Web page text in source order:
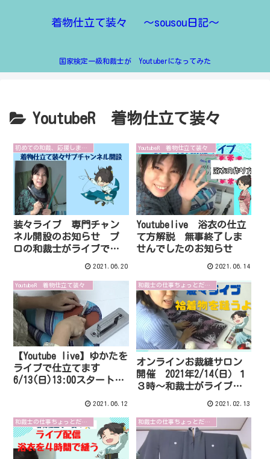
着物仕立て装々 ～sousou日記～
国家検定一級和裁士が Youtuberになってみた
YoutubeR 着物仕立て装々
初めての和裁、応援します ～仕立て方解説～
装々ライブ 専門チャン
ネル開設のお知らせ プ
ロの和裁士がライブで縫
2021.06.20
YoutubeR 着物仕立て装々
Youtubelive 浴衣の仕立
て方解説 無事終了しま
せんでしたのお知らせ
2021.06.14
YoutubeR 着物仕立て装々
【Youtube live】ゆかたを
ライブで仕立てます
6/13(日)13:00スタート
2021.06.12
和裁士の仕事ちょっとだけ解説
オンラインお裁縫サロン
開催 2021年2/14(日）１
３時～和裁士がライブで
2021.02.13
和裁士の仕事ちょっとだけ解説 和裁士の仕事ちょっとだけ解説